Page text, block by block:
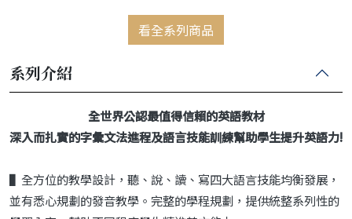
看全系列商品
系列介紹
全世界公認最值得信賴的英語教材
深入而扎實的字彙文法進程及語言技能訓練幫助學生提升英語力!
▌全方位的教學設計，聽、說、讀、寫四大語言技能均衡發展，
並有悉心規劃的發音教學。完整的學程規劃，提供統整系列性的